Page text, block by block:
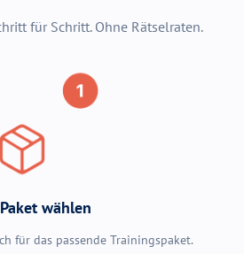
für Schritt. Ohne Rätselraten.
Paket wählen
für das passende Trainingspaket.